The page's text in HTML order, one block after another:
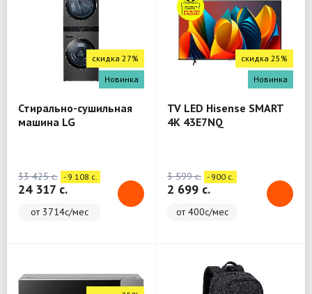
скидка 27%
Новинка
Стирально-сушильная
машина LG
33 425 c. - 9 108 c.
24 317 c.
от 3714с/мес
скидка 25%
Новинка
TV LED Hisense SMART
4K 43E7NQ
3 599 c. - 900 c.
2 699 c.
от 400с/мес